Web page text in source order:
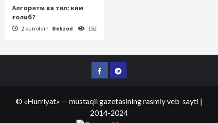
Алгоритм ва тил: ким
ғолиб?
2 kun oldin Behzod 152
FacebookTelegram
© «Hurriyat» — mustaqil gazetasining rasmiy veb-sayti |
2014-2024